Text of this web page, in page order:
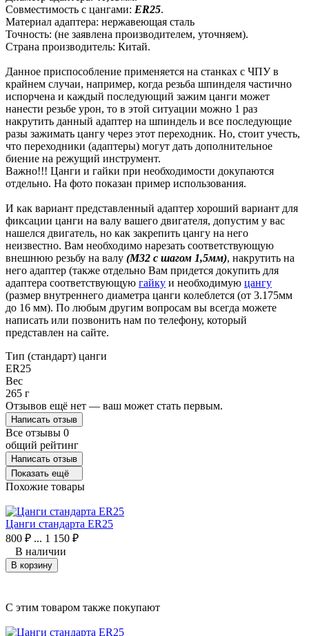
Совместимость с цангами: ER25.
Материал адаптера: нержавеющая сталь
Точность: (не заявлена производителем, уточняем).
Страна производитель: Китай.
Данное приспособление применяется на станках с ЧПУ в
крайнем случаи, например, когда резьба шпинделя частично
испорчена и каждый последующий зажим цанги может
нанести резьбе урон, то в этой ситуации можно 1 раз
накрутить данный адаптер на шпиндель и все последующие
разы зажимать цангу через этот переходник. Но, стоит учесть,
что переходники (адаптеры) могут дать дополнительное
биение на режущий инструмент.
Важно!!! Цанги и гайки при необходимости докупаются
отдельно. На фото показан пример использования.
И как вариант представленный адаптер хороший вариант для
фиксации цанги на валу вашего двигателя, допустим у вас
нашелся двигатель, но как закрепить цангу на него
неизвестно. Вам необходимо нарезать соответствующую
внешнюю резьбу на валу (М32 с шагом 1,5мм), накрутить на
него адаптер (также отдельно Вам придется докупить для
адаптера соответствующую гайку и необходимую цангу
(размер внутреннего диаметра цанги колеблется (от 3.175мм
до 16 мм). По любым другим вопросам вы всегда можете
написать или позвонить нам по телефону, который
представлен на сайте.
Тип (стандарт) цанги
ER25
Вес
265 г
Отзывов ещё нет — ваш может стать первым.
Написать отзыв
Все отзывы 0
общий рейтинг
Написать отзыв
Показать ещё
Похожие товары
Цанги стандарта ER25
800 ₽ ... 1 150 ₽
В наличии
В корзину
C этим товаром также покупают